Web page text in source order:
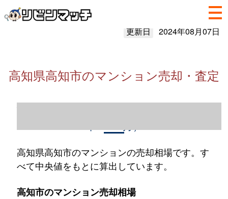
更新日 2024年08月07日
高知県高知市のマンション売却・査定
高知県高知市のマンションの売却相場です。す
べて中央値をもとに算出しています。
高知市のマンション売却相場